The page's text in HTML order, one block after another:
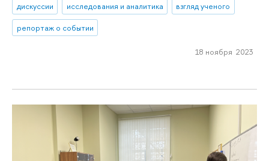
дискуссии
исследования и аналитика
взгляд ученого
репортаж о событии
18 ноября 2023